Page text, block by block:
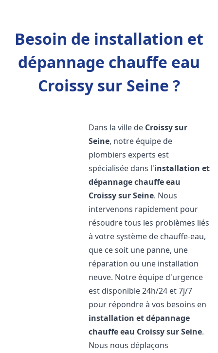
Besoin de installation et
dépannage chauffe eau
Croissy sur Seine ?
Dans la ville de Croissy sur
Seine, notre équipe de
plombiers experts est
spécialisée dans l'installation et
dépannage chauffe eau
Croissy sur Seine. Nous
intervenons rapidement pour
résoudre tous les problèmes liés
à votre système de chauffe-eau,
que ce soit une panne, une
réparation ou une installation
neuve. Notre équipe d'urgence
est disponible 24h/24 et 7j/7
pour répondre à vos besoins en
installation et dépannage
chauffe eau Croissy sur Seine.
Nous nous déplaçons